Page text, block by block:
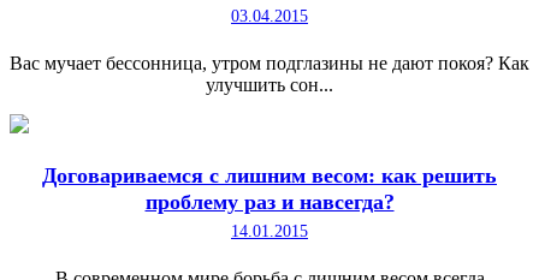
03.04.2015
Вас мучает бессонница, утром подглазины не дают покоя? Как
улучшить сон...
Договариваемся с лишним весом: как решить
проблему раз и навсегда?
14.01.2015